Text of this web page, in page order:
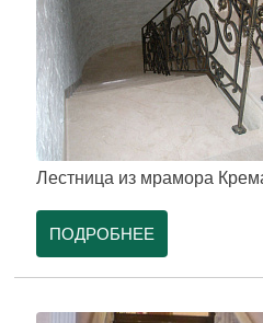
Лестница из мрамора
ПОДРОБНЕЕ